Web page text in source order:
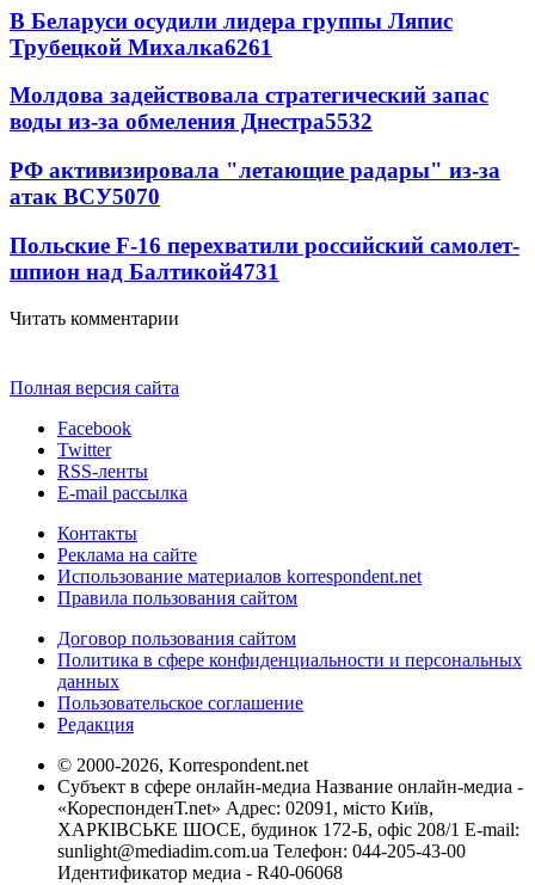
В Беларуси осудили лидера группы Ляпис
Трубецкой Михалка6261
Молдова задействовала стратегический запас
воды из-за обмеления Днестра5532
РФ активизировала "летающие радары" из-за
атак ВСУ5070
Польские F-16 перехватили российский самолет-
шпион над Балтикой4731
Читать комментарии
Полная версия сайта
Facebook
Twitter
RSS-ленты
E-mail рассылка
Контакты
Реклама на сайте
Использование материалов korrespondent.net
Правила пользования сайтом
Договор пользования сайтом
Политика в сфере конфиденциальности и персональных
данных
Пользовательское соглашение
Редакция
© 2000-2026, Korrespondent.net
Субъект в сфере онлайн-медиа Название онлайн-медиа -
«КореспонденТ.net» Адрес: 02091, місто Київ,
ХАРКІВСЬКЕ ШОСЕ, будинок 172-Б, офіс 208/1 E-mail:
sunlight@mediadim.com.ua Телефон: 044-205-43-00
Идентификатор медиа - R40-06068